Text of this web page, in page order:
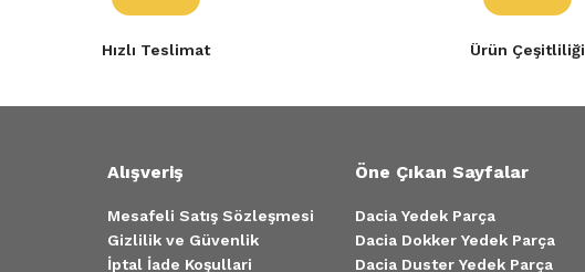
Hızlı Teslimat Ürün Çeşitliliği
Alışveriş
Mesafeli Satış Sözleşmesi
Gizlilik ve Güvenlik
İptal İade Koşullari
Öne Çıkan Sayfalar
Dacia Yedek Parça
Dacia Dokker Yedek Parça
Dacia Duster Yedek Parça